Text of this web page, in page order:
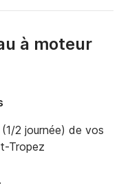
à moteur
2 journée) de vos
Tropez